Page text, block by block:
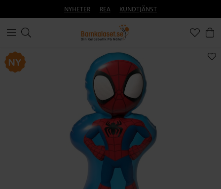
NYHETER REA KUNDTJÄNST